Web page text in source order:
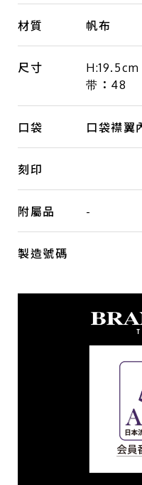
材質 帆布
尺寸
带：48
口袋 口袋襟翼
刻印
附屬品 -
製造號碼